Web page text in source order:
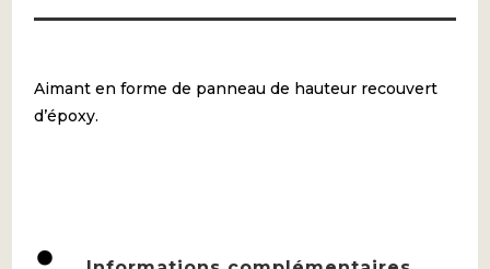
Aimant en forme de panneau de hauteur recouvert
d’époxy.